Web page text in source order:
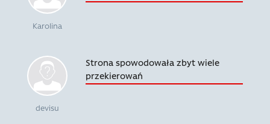
Karolina
devisu
Strona spowodowała zbyt wiele
przekierowań